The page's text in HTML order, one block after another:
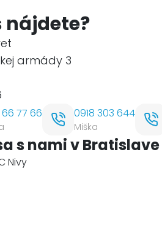
nájdete?
armády 3
77 66 0918 303 644
Miška
s nami v Bratislave
Nivy